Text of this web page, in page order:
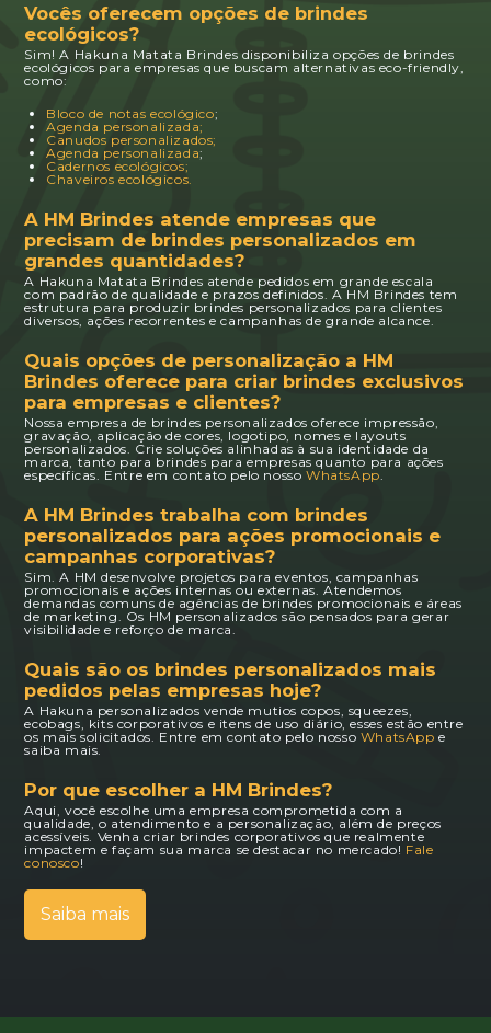
Vocês oferecem opções de brindes
ecológicos?
Sim! A Hakuna Matata Brindes disponibiliza opções de brindes
ecológicos para empresas que buscam alternativas eco-friendly,
como:
Bloco de notas ecológico;
Agenda personalizada;
Canudos personalizados;
Agenda personalizada;
Cadernos ecológicos;
Chaveiros ecológicos.
A HM Brindes atende empresas que
precisam de brindes personalizados em
grandes quantidades?
A Hakuna Matata Brindes atende pedidos em grande escala
com padrão de qualidade e prazos definidos. A HM Brindes tem
estrutura para produzir brindes personalizados para clientes
diversos, ações recorrentes e campanhas de grande alcance.
Quais opções de personalização a HM
Brindes oferece para criar brindes exclusivos
para empresas e clientes?
Nossa empresa de brindes personalizados oferece impressão,
gravação, aplicação de cores, logotipo, nomes e layouts
personalizados. Crie soluções alinhadas à sua identidade da
marca, tanto para brindes para empresas quanto para ações
específicas. Entre em contato pelo nossoWhatsApp.
A HM Brindes trabalha com brindes
personalizados para ações promocionais e
campanhas corporativas?
Sim. A HM desenvolve projetos para eventos, campanhas
promocionais e ações internas ou externas. Atendemos
demandas comuns de agências de brindes promocionais e áreas
de marketing. Os HM personalizados são pensados para gerar
visibilidade e reforço de marca.
Quais são os brindes personalizados mais
pedidos pelas empresas hoje?
A Hakuna personalizados vende mutios copos, squeezes,
ecobags, kits corporativos e itens de uso diário, esses estão entre
os mais solicitados. Entre em contato pelo nosso WhatsApp e
saiba mais.
Por que escolher a HM Brindes?
Aqui, você escolhe uma empresa comprometida com a
qualidade, o atendimento e a personalização, além de preços
acessíveis. Venha criar brindes corporativos que realmente
impactem e façam sua marca se destacar no mercado! Fale
conosco!
Saiba mais